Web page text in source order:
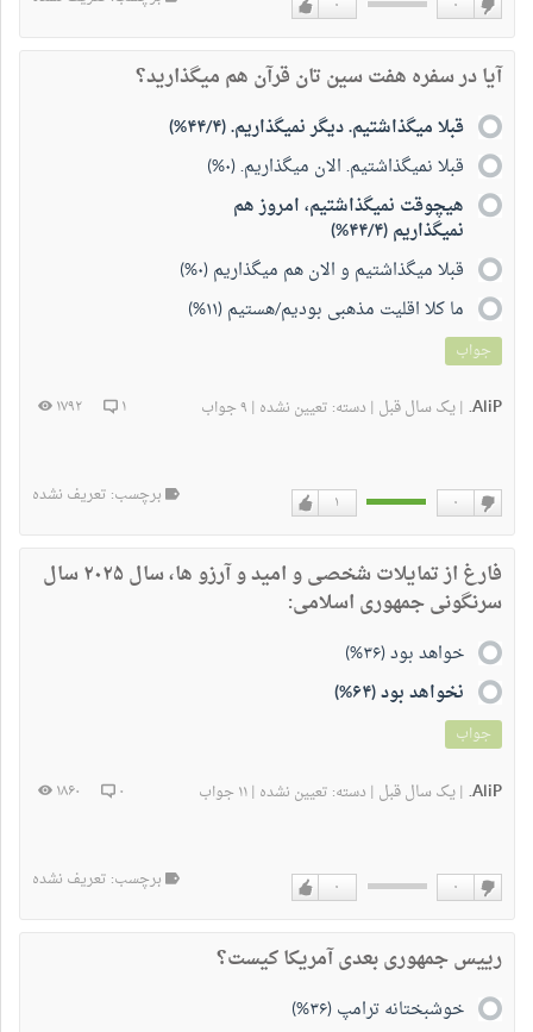
آیا در سفره هفت سین تان قرآن هم میگذارید؟
قبلا میگذاشتیم. دیگر نمیگذاریم. (۴۴/۴%)
قبلا نمیگذاشتیم. الان میگذاریم. (۰%)
هیچوقت نمیگذاشتیم، امروز هم
نمیگذاریم (۴۴/۴%)
قبلا میگذاشتیم و الان هم میگذاریم (۰%)
ما کلا اقلیت مذهبی بودیم/هستیم (۱۱%)
جواب
AliP.
|یک سال قبل | دسته: تعیین نشده | ۹ جواب ۱ ۱۷۹۲
۱ ۰
نداشتن
برچسب: تعریف نشده
فارغ از تمایلات شخصی و امید و آرزو ها، سال ۲۰۲۵ سال
سرنگونی جمهوری اسلامی:
خواهد بود (۳۶%)
نخواهد بود (۶۴%)
جواب
AliP.
|یک سال قبل | دسته: تعیین نشده |۱۱ جواب ۰ ۱۸۶۰
۰ ۰ برچسب: تعریف نشده
رییس جمهوری بعدی آمریکا کیست؟
خوشبختانه ترامپ (۳۶%)